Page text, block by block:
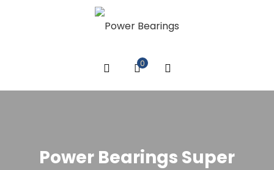
0
Power Bearings Super